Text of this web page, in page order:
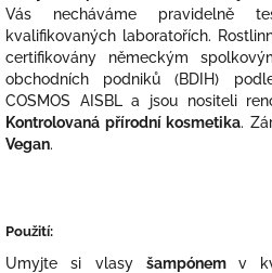
Vás necháváme pravidelně
kvalifikovaných laboratořích.
certifikovány německým
obchodních podniků (BDIH)
COSMOS AISBL a jsou nositeli
Kontrolovaná přírodní kosmetika.
Vegan.
Použití:
Umyjte si vlasy šampónemv